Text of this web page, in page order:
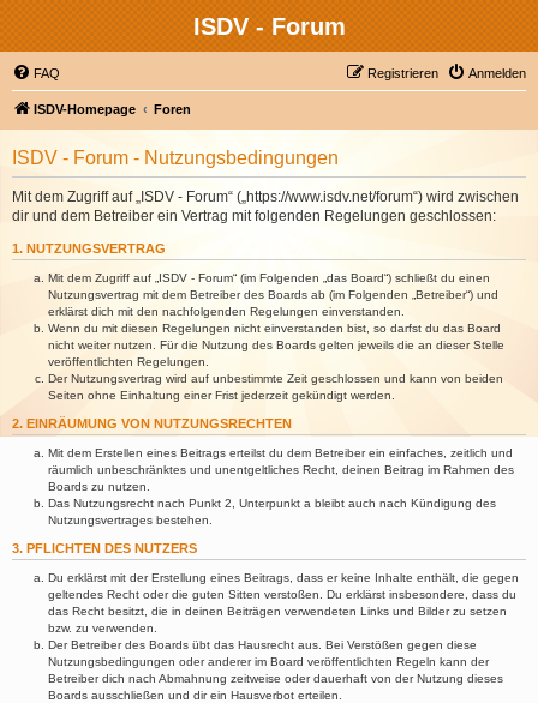
ISDV - Forum
FAQ Anmelden
Registrieren
ISDV-Homepage Foren
ISDV - Forum - Nutzungsbedingungen
Mit dem Zugriff auf „ISDV - Forum“ („https://www.isdv.net/forum“) wird zwischen
dir und dem Betreiber ein Vertrag mit folgenden Regelungen geschlossen:
1. NUTZUNGSVERTRAG
Mit dem Zugriff auf „ISDV - Forum“ (im Folgenden „das Board“) schließt du einen
Nutzungsvertrag mit dem Betreiber des Boards ab (im Folgenden „Betreiber“) und
erklärst dich mit den nachfolgenden Regelungen einverstanden.
Wenn du mit diesen Regelungen nicht einverstanden bist, so darfst du das Board
nicht weiter nutzen. Für die Nutzung des Boards gelten jeweils die an dieser Stelle
veröffentlichten Regelungen.
Der Nutzungsvertrag wird auf unbestimmte Zeit geschlossen und kann von beiden
Seiten ohne Einhaltung einer Frist jederzeit gekündigt werden.
2. EINRÄUMUNG VON NUTZUNGSRECHTEN
Mit dem Erstellen eines Beitrags erteilst du dem Betreiber ein einfaches, zeitlich und
räumlich unbeschränktes und unentgeltliches Recht, deinen Beitrag im Rahmen des
Boards zu nutzen.
Das Nutzungsrecht nach Punkt 2, Unterpunkt a bleibt auch nach Kündigung des
Nutzungsvertrages bestehen.
3. PFLICHTEN DES NUTZERS
Du erklärst mit der Erstellung eines Beitrags, dass er keine Inhalte enthält, die gegen
geltendes Recht oder die guten Sitten verstoßen. Du erklärst insbesondere, dass du
das Recht besitzt, die in deinen Beiträgen verwendeten Links und Bilder zu setzen
bzw. zu verwenden.
Der Betreiber des Boards übt das Hausrecht aus. Bei Verstößen gegen diese
Nutzungsbedingungen oder anderer im Board veröffentlichten Regeln kann der
Betreiber dich nach Abmahnung zeitweise oder dauerhaft von der Nutzung dieses
Boards ausschließen und dir ein Hausverbot erteilen.